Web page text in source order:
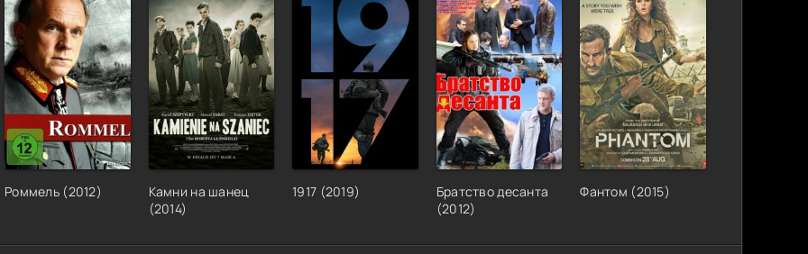
Роммель (2012)
Камни на шанец
(2014)
1917 (2019)
Братство десанта
(2012)
Фантом (2015)